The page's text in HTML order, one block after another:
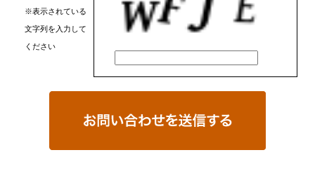
※表示されている
文字列を入力して
ください